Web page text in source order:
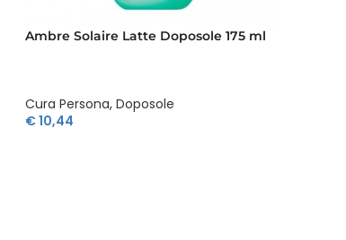
Ambre Solaire Latte Doposole 175 ml
Cura Persona, Doposole
€10,44